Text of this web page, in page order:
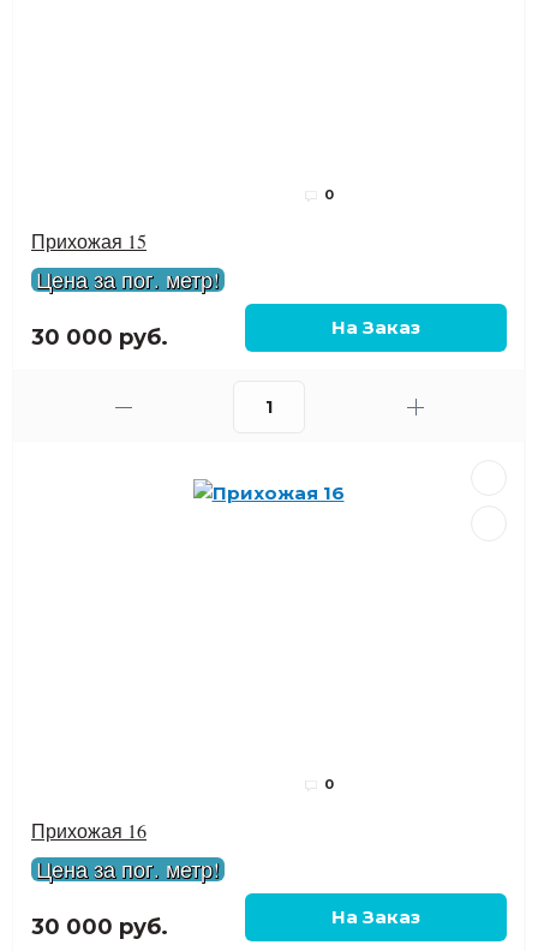
0
Прихожая 15
Цена за пог. метр!
30 000 руб.
0
Прихожая 16
Цена за пог. метр!
30 000 руб.